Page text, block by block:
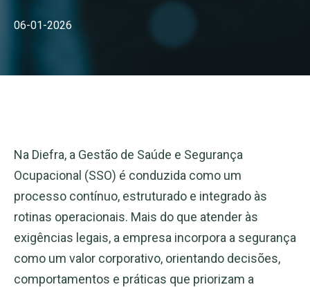
06-01-2026
Na Diefra, a Gestão de Saúde e Segurança
Ocupacional (SSO) é conduzida como um
processo contínuo, estruturado e integrado às
rotinas operacionais. Mais do que atender às
exigências legais, a empresa incorpora a segurança
como um valor corporativo, orientando decisões,
comportamentos e práticas que priorizam a